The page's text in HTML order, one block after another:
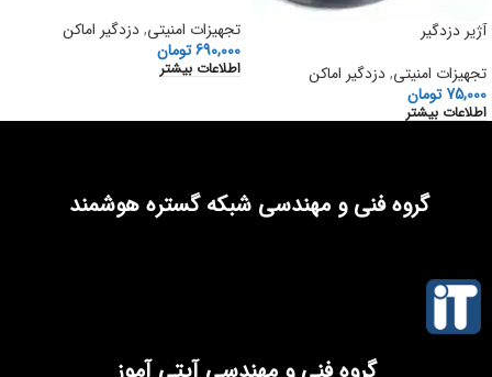
آژیر دزدگیر
تجهیزات امنیتی,دزدگیر اماکن
75,000 تومان
اطلاعات بیشتر
تجهیزات امنیتی,دزدگیر اماکن
690,000تومان
اطلاعات بیشتر
گروه فنی و مهندسی شبکه گستره هوشمند